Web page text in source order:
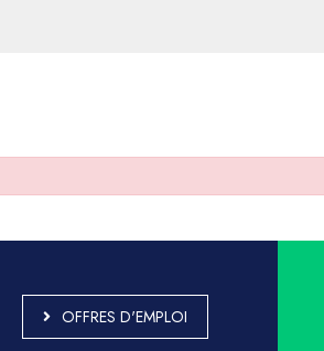
OFFRES D'EMPLOI